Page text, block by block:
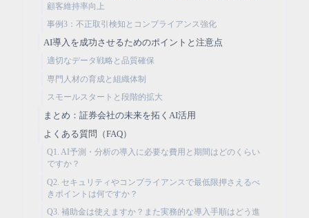
顧客維持率向上
事例3：不正取引検知とコンプライアンス強化
AI導入を成功させるためのポイントと注意点
適切なデータ戦略と品質確保
専門人材の育成と組織体制
スモールスタートと段階的拡大
まとめ：証券会社の未来を拓くAI活用
よくある質問（FAQ）
Q1. AI予測・分析の導入に必要な費用と期間はどのくらい
ですか？
Q2. セキュリティやコンプライアンスで最低限押さえるべ
きポイントは何ですか？
Q3. 補助金は使えますか？また実務的な導入手順はどう進